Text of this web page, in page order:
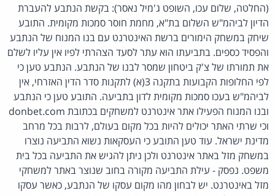
(החלטה, שלום עכו, השופט ג'מיל נאסר): בקשת הנתבע להעברת
הדיון לביהמ"ש השלום בת"א, מחמת חוסר סמכות מקומית. התובע
שיחק במשחק הימורים ברשת האינטרנט עם בנו המנוח של הנתבע
והפסיד כספים. בתביעתו הוא עתר לסעד הצהרתי לפיו אין עליו לשלם
את תמורתו של צ'ק ביטחון שמסר לבנו של הנתבע. הנתבע טען כי
לפי החלופות הקבועות בתקנה 3(א) לתקנות סדר הדין האזרחי, אין
לביהמ"ש בעכו סמכות מקומית לדון בתביעה. התובע טען כי הנתבע
ובנו המנוח הפעילו אתר אינטרנט למשחקים בכתובת donbet.com
וכי שרתי האתר יכולים להיות בכל מקום בעולם, לרבות בכל מרחב
מדינת ישראל. עוד טען התובע כי העסקאות נשוא התביעה נוצרו
במשחק מזל באתר אינטרנט ולכן ניתן להגיש את התביעה בכל בית
משפט. נפסק - עילת התביעה מקורה בחוב שנוצר באתר למשחקי
מזל באינטרנט. יש לבחון מהו מקום עסקו של הנתבע, כאשר עסקו